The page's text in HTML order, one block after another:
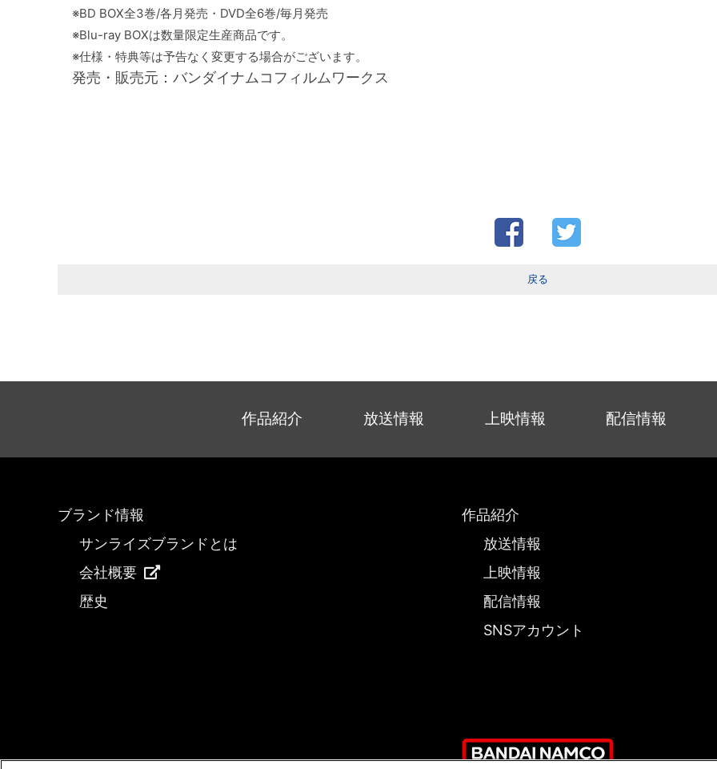
※BD BOX全3巻/各月発売・DVD全6巻/毎月発売
※Blu-ray BOXは数量限定生産商品です。
※仕様・特典等は予告なく変更する場合がございます。
発売・販売元：バンダイナムコフィルムワークス
戻る
作品紹介 放送情報 上映情報 配信情報
ブランド情報
サンライズブランドとは
会社概要
歴史
作品紹介
放送情報
上映情報
配信情報
SNSアカウント